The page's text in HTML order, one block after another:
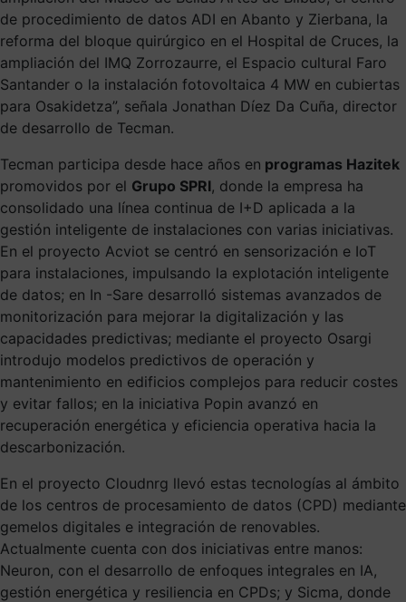
de procedimiento de datos ADI en Abanto y Zierbana, la
reforma del bloque quirúrgico en el Hospital de Cruces, la
ampliación del IMQ Zorrozaurre, el Espacio cultural Faro
Santander o la instalación fotovoltaica 4 MW en cubiertas
para Osakidetza”, señala Jonathan Díez Da Cuña, director
de desarrollo de Tecman.
Tecman participa desde hace años en programas Hazitek
promovidos por el Grupo SPRI, donde la empresa ha
consolidado una línea continua de I+D aplicada a la
gestión inteligente de instalaciones con varias iniciativas.
En el proyecto Acviot se centró en sensorización e IoT
para instalaciones, impulsando la explotación inteligente
de datos; en In -Sare desarrolló sistemas avanzados de
monitorización para mejorar la digitalización y las
capacidades predictivas; mediante el proyecto Osargi
introdujo modelos predictivos de operación y
mantenimiento en edificios complejos para reducir costes
y evitar fallos; en la iniciativa Popin avanzó en
recuperación energética y eficiencia operativa hacia la
descarbonización.
En el proyecto Cloudnrg llevó estas tecnologías al ámbito
de los centros de procesamiento de datos (CPD) mediante
gemelos digitales e integración de renovables.
Actualmente cuenta con dos iniciativas entre manos:
Neuron, con el desarrollo de enfoques integrales en IA,
gestión energética y resiliencia en CPDs; y Sicma, donde